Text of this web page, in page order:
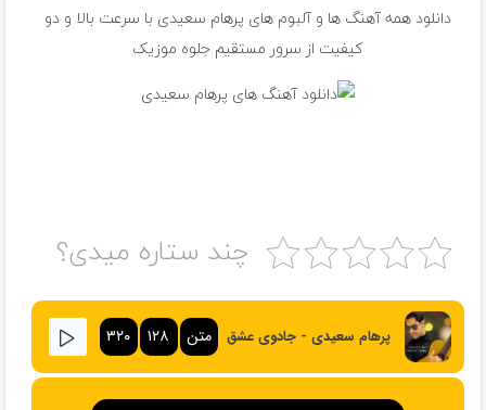
دانلود همه آهنگ ها و آلبوم های پرهام سعیدی با سرعت بالا و دو
کیفیت از سرور مستقیم جلوه موزیک
چند ستاره میدی؟
پرهام سعیدی - جادوی عشق متن ۱۲۸ ۳۲۰